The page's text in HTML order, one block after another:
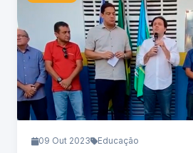
09 Out 2023 Educação